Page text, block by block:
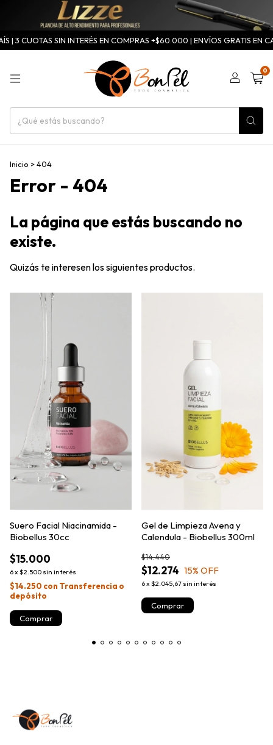
| 3 CUOTAS SIN INTERÉS EN COMPRAS +$60.000 | ENVÍOS GRATIS EN
0
Inicio >404
Error - 404
La página que estás buscando no
existe.
Quizás te interesen los siguientes productos.
Suero Facial Niacinamida -
Biobellus 30cc
$15.000
6x $2.500 sin interés
$14.250 con Transferencia o
depósito
Gel de Limpieza Avena y
Calendula - Biobellus 300ml
$12.274
$14.440
15% OFF
6x $2.045,67 sin interés